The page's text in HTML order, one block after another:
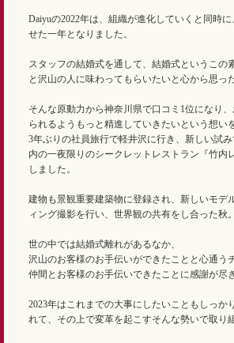
Daiyuの2022年は、組織が進化していくと同時
せた一年となりました。
スタッフの結婚式を通して、結婚式というこの
と沢山の人に味わってもらいたいと心から思った
そんな原動力から神奈川県で口コミ1位になり
られるようもっと精進していきたいという想い
3年ぶりの社員旅行で軽井沢に行き、新しい試
内の一夜限りのシークレットレストラン『竹内
しました。
建物も景観重要建築物に登録され、新しいモデ
ィング撮影を行い、世界観の共有をし合った秋。
世の中では結婚式離れがあるなか、
沢山のお客様のお手伝いができたことと心通う
仲間とお客様のお手伝いできたことに感謝が尽
2023年はこれまでの大事にしたいこともしっか
れて、その上で変革を起こすそんな勢いで取り